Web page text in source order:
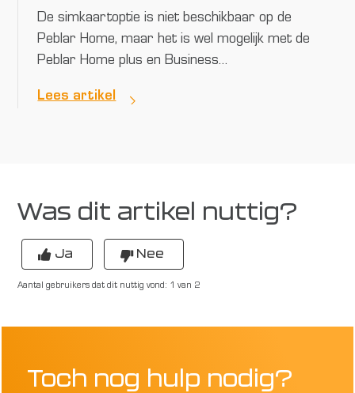
De simkaartoptie is niet beschikbaar op de
Peblar Home, maar het is wel mogelijk met de
Peblar Home plus en Business…
Lees artikel
Was dit artikel nuttig?
Ja Nee
Aantal gebruikers dat dit nuttig vond: 1 van 2
Toch nog hulp nodig?